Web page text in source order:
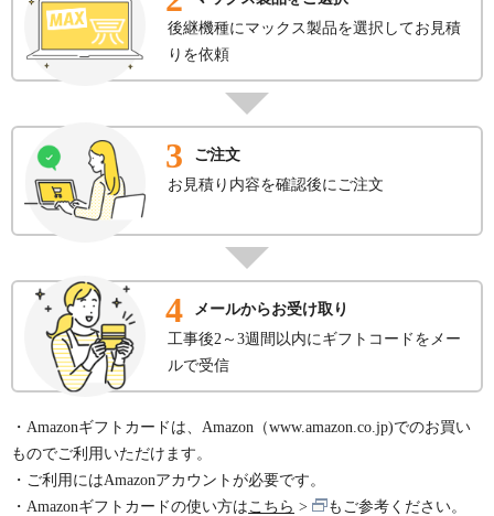
後継機種にマックス製品を選択してお見積
りを依頼
3
ご注文
お見積り内容を確認後にご注文
4
メールからお受け取り
工事後2～3週間以内にギフトコードをメー
ルで受信
・Amazonギフトカードは、Amazon（www.amazon.co.jp)でのお買い
ものでご利用いただけます。
・ご利用にはAmazonアカウントが必要です。
・Amazonギフトカードの使い方は こちら もご参考ください。